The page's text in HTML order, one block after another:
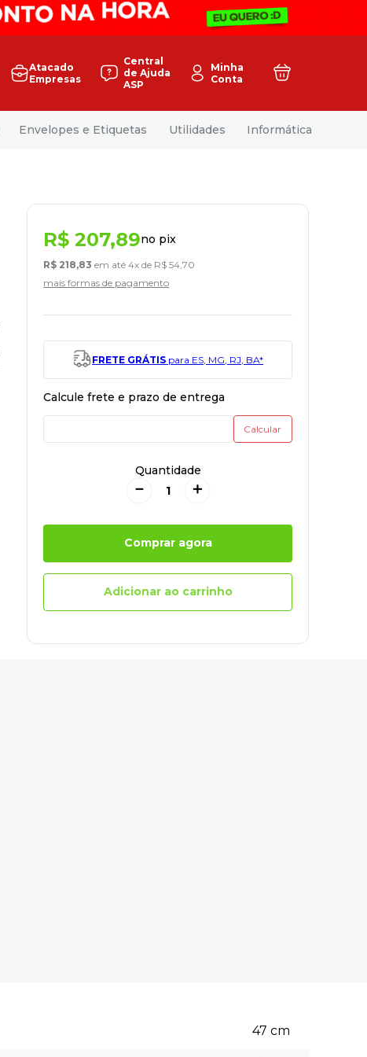
Atacado
Empresas
Central
de Ajuda
ASP
Minha
Conta
Envelopes e Etiquetas Utilidades Informática
R$ 207,89no pix
R$ 218,83 em até4x de R$ 54 ,70
mais formas de pagamento
FRETE GRÁTIS para ES, MG, RJ, BA*
Quantidade
＋
－
Comprar agora
Adicionar ao carrinho
47 cm